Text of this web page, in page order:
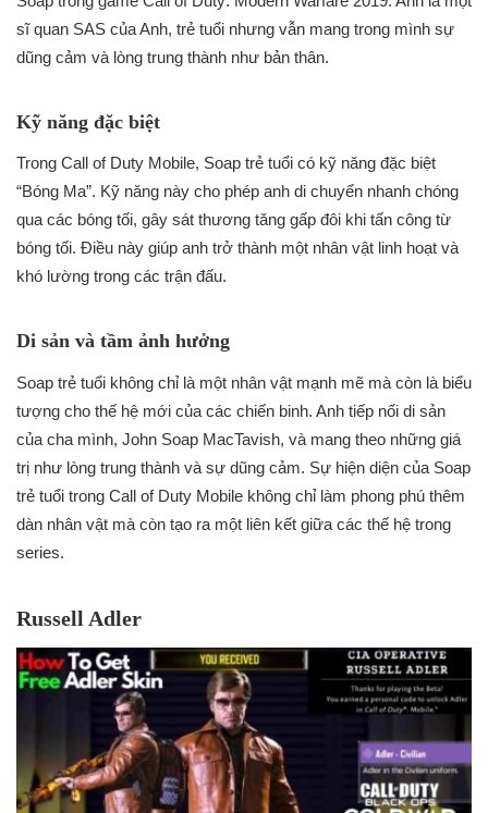
sĩ quan SAS của Anh, trẻ tuổi nhưng vẫn mang trong mình sự
dũng cảm và lòng trung thành như bản thân.
Kỹ năng đặc biệt
Trong Call of Duty Mobile, Soap trẻ tuổi có kỹ năng đặc biệt
“Bóng Ma”. Kỹ năng này cho phép anh di chuyển nhanh chóng
qua các bóng tối, gây sát thương tăng gấp đôi khi tấn công từ
bóng tối. Điều này giúp anh trở thành một nhân vật linh hoạt và
khó lường trong các trận đấu.
Di sản và tầm ảnh hưởng
Soap trẻ tuổi không chỉ là một nhân vật mạnh mẽ mà còn là biểu
tượng cho thế hệ mới của các chiến binh. Anh tiếp nối di sản
của cha mình, John Soap MacTavish, và mang theo những giá
trị như lòng trung thành và sự dũng cảm. Sự hiện diện của Soap
trẻ tuổi trong Call of Duty Mobile không chỉ làm phong phú thêm
dàn nhân vật mà còn tạo ra một liên kết giữa các thế hệ trong
series.
Russell Adler